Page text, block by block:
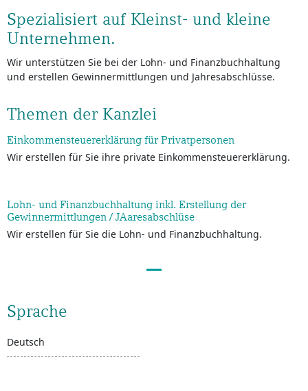
Spezialisiert auf Kleinst- und kleine
Unternehmen.
Wir unterstützen Sie bei der Lohn- und Finanzbuchhaltung
und erstellen Gewinnermittlungen und Jahresabschlüsse.
Themen der Kanzlei
Einkommensteuererklärung für Privatpersonen
Wir erstellen für Sie ihre private Einkommensteuererklärung.
Lohn- und Finanzbuchhaltung inkl. Erstellung der
Gewinnermittlungen / JAaresabschlüse
Wir erstellen für Sie die Lohn- und Finanzbuchhaltung.
Sprache
Deutsch